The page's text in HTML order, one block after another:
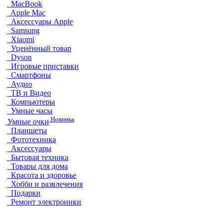
MacBook
Apple Mac
Аксессуары Apple
Samsung
Xiaomi
Уценённый товар
Dyson
Игровые приставки
Смартфоны
Аудио
ТВ и Видео
Компьютеры
Умные часы
Умные очки Новинка
Планшеты
Фототехника
Аксессуары
Бытовая техника
Товары для дома
Красота и здоровье
Хобби и развлечения
Подарки
Ремонт электроники